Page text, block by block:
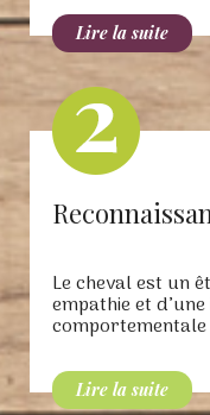
Le cheval est un
empathie et
comportementale